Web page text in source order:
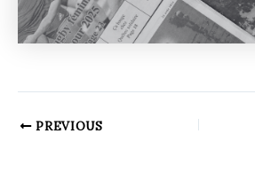
PREVIOUS